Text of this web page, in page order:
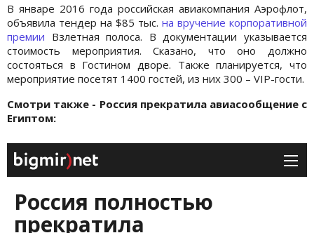
В январе 2016 года российская авиакомпания Аэрофлот,
объявила тендер на $85 тыс. на вручение корпоративной
премии Взлетная полоса. В документации указывается
стоимость мероприятия. Сказано, что оно должно
состояться в Гостином дворе. Также планируется, что
мероприятие посетят 1400 гостей, из них 300 – VIP-гости.
Смотри также - Россия прекратила авиасообщение с
Египтом: